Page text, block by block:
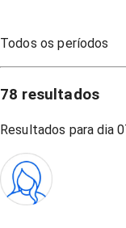
Todos os períodos
78 resultados
Resultados para dia